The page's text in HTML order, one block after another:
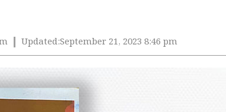
Updated:September 21, 2023 8:46 pm